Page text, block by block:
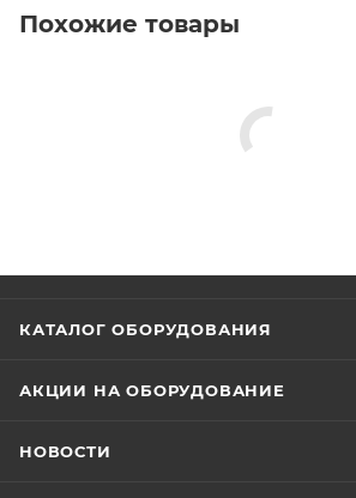
Похожие товары
КАТАЛОГ ОБОРУДОВАНИЯ
АКЦИИ НА ОБОРУДОВАНИЕ
НОВОСТИ